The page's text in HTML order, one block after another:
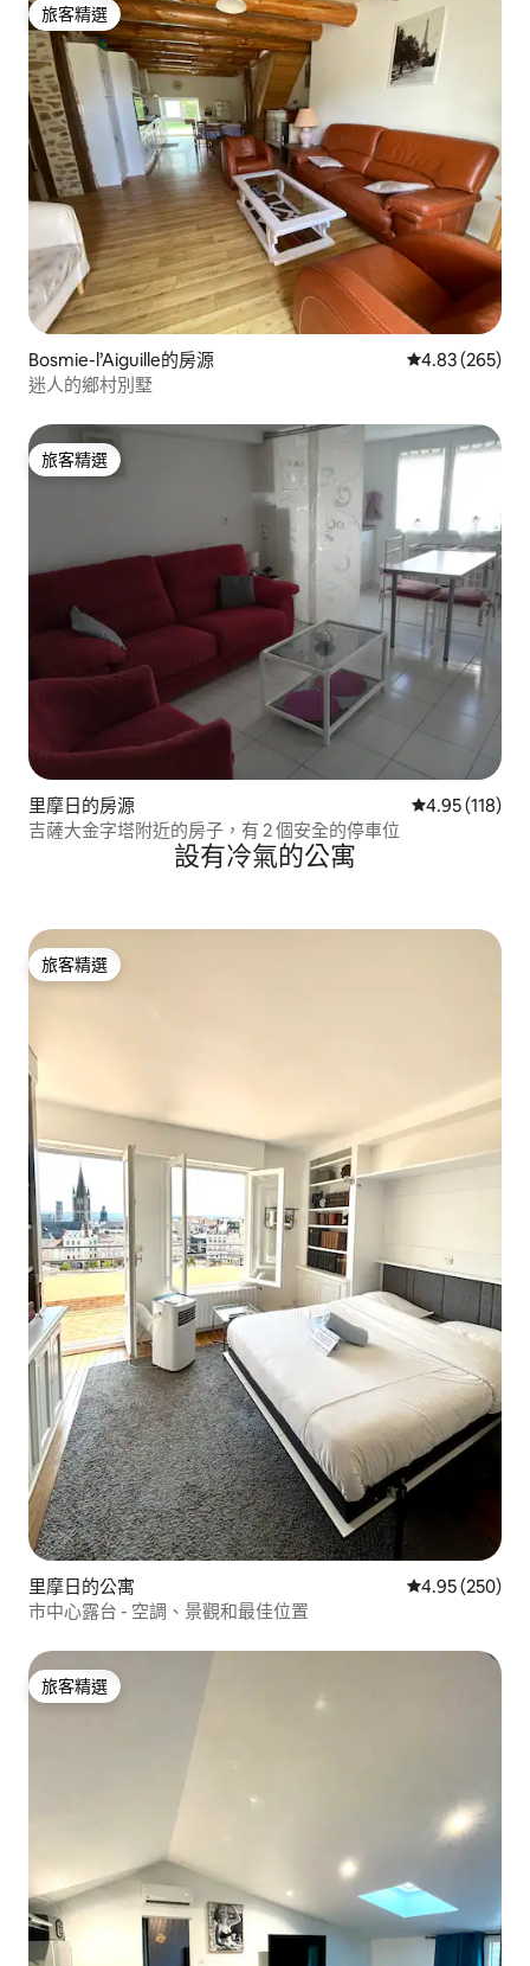
旅客精選
旅客精選
Bosmie-l’Aiguille的房源 從 265 則評價
4.83 (265)
迷人的鄉村別墅
旅客精選
旅客精選
里摩日的房源 從 118 則評價
4.95 (118)
吉薩大金字塔附近的房子，有 2 個安全的停車位
設有冷氣的公寓
旅客精選
旅客精選
里摩日的公寓 從 250 則評價
4.95 (250)
市中心露台 - 空調、景觀和最佳位置
旅客精選
旅客精選